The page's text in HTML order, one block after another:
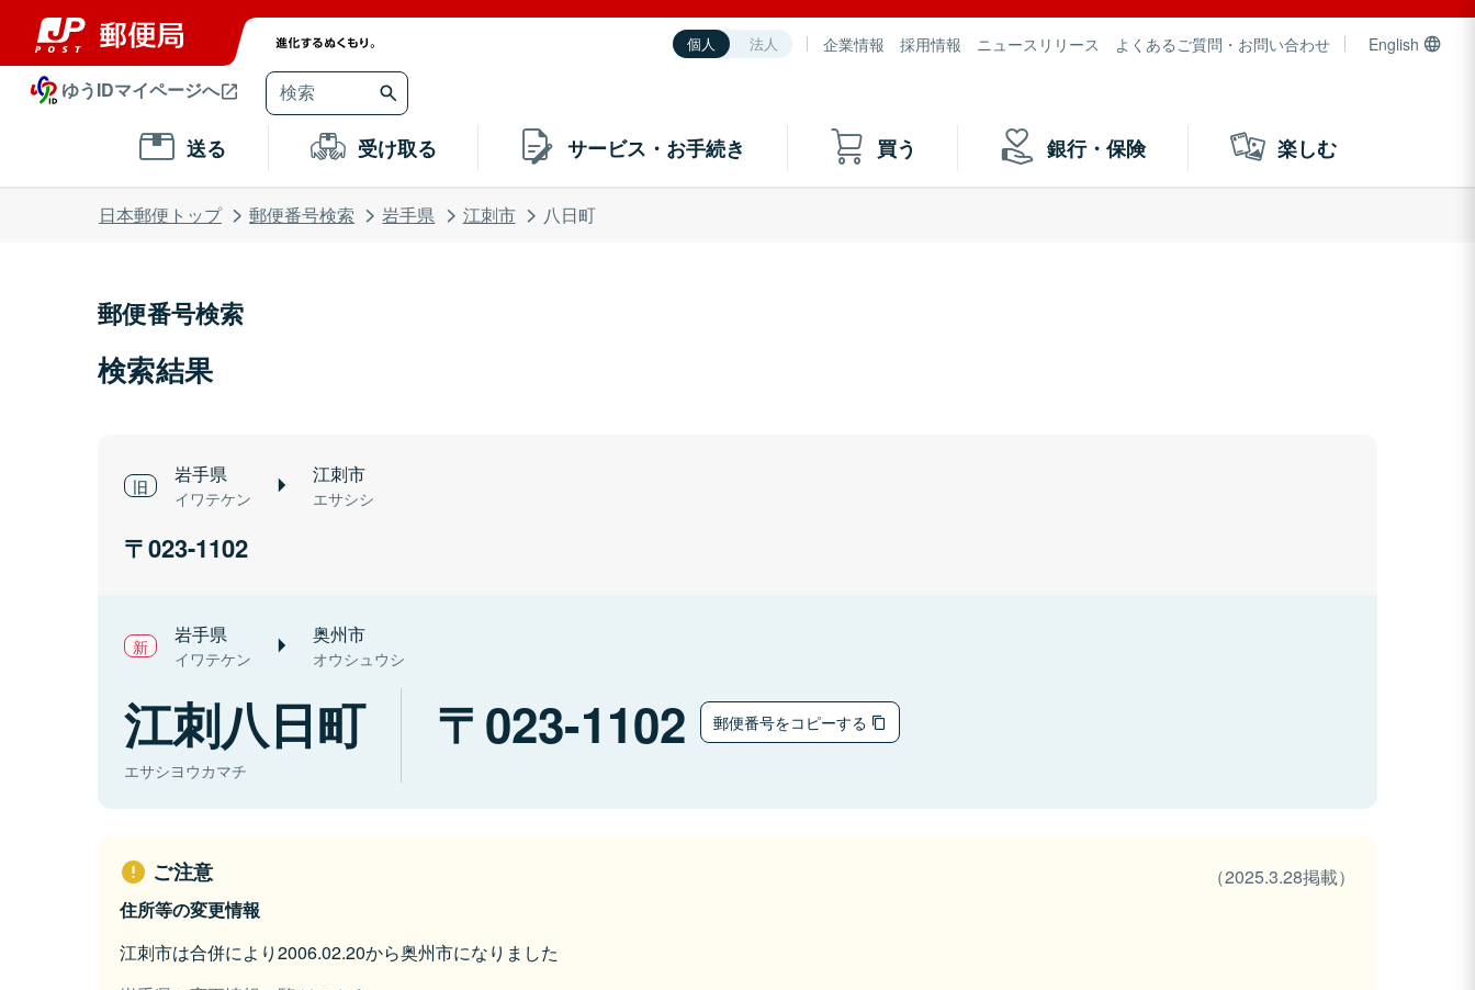
個人 法人 企業情報 採用情報 ニュースリリース よくあるご質問・お問い合わせ English
ゆうIDマイページへ
送る 受け取る サービス・お手続き 買う 銀行・保険 楽しむ
日本郵便トップ 郵便番号検索 岩手県 江刺市 八日町
郵便番号検索
検索結果
岩手県
イワテケン
江刺市
エサシシ
023-1102
岩手県
イワテケン
奥州市
オウシュウシ
江刺八日町
エサシヨウカマチ
023-1102 郵便番号をコピーする
ご注意
（2025.3.28掲載）
住所等の変更情報
江刺市は合併により2006.02.20から奥州市になりました